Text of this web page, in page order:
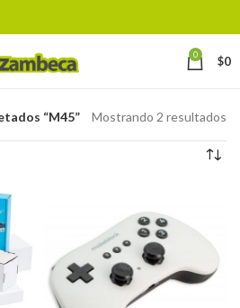
0 $0
“M45” Mostrando 2 resultados